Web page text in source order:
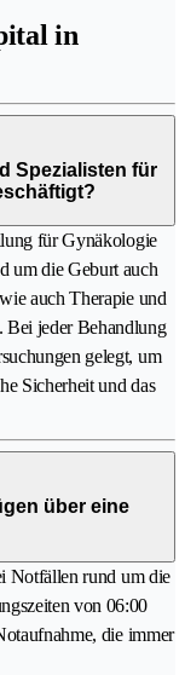
in
Spezialisten für
für Gynäkologie
um die Geburt auch
auch Therapie und
Bei jeder Behandlung
gelegt, um
Sicherheit und das
über eine
Notfällen rund um die
von 06:00
die immer